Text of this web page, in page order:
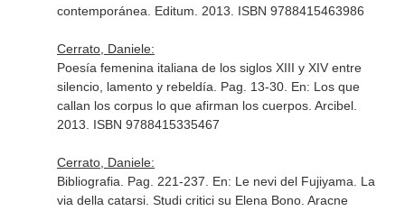
contemporánea . Editum. 2013. ISBN 9788415463986
Cerrato, Daniele:
Poesía femenina italiana de los siglos XIII y XIV entre
silencio, lamento y rebeldía. Pag. 13-30. En: Los que
callan los corpus lo que afirman los cuerpos. Arcibel.
2013. ISBN 9788415335467
Cerrato, Daniele:
Bibliografia. Pag. 221-237. En: Le nevi del Fujiyama. La
via della catarsi. Studi critici su Elena Bono. Aracne